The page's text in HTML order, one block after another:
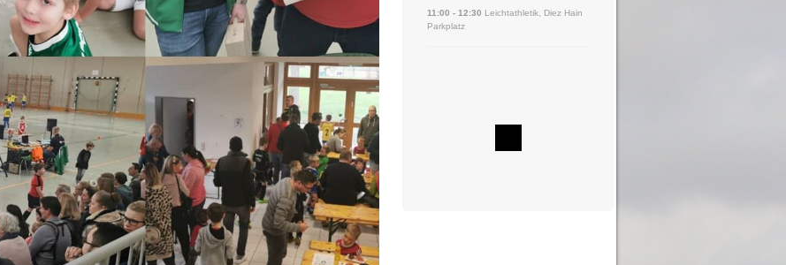
11:00 -12:30 Leichtathletik
Diez Hain
Parkplatz